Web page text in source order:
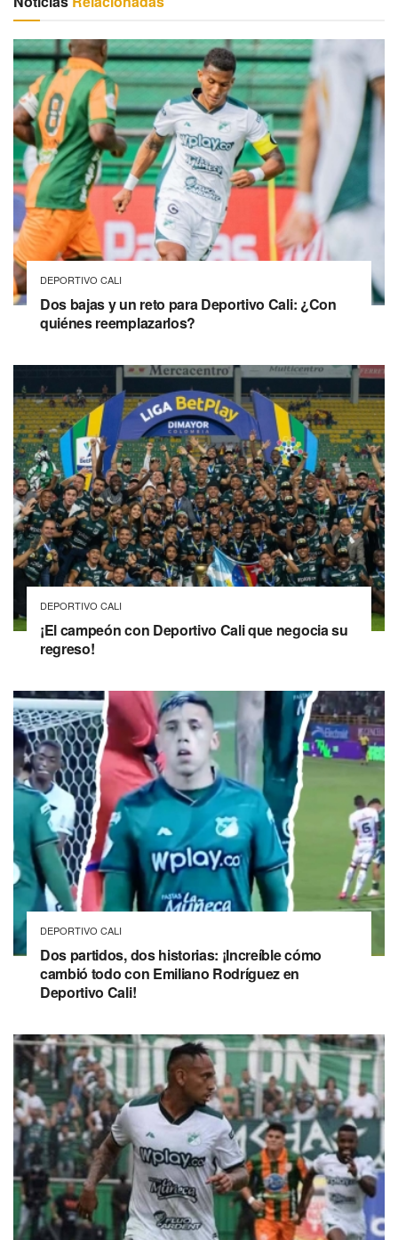
DEPORTIVO CALI
Dos bajas y un reto para Deportivo Cali: ¿Con
quiénes reemplazarlos?
DEPORTIVO CALI
¡El campeón con Deportivo Cali que negocia su
regreso!
DEPORTIVO CALI
Dos partidos, dos historias: ¡Increíble cómo
cambió todo con Emiliano Rodríguez en
Deportivo Cali!